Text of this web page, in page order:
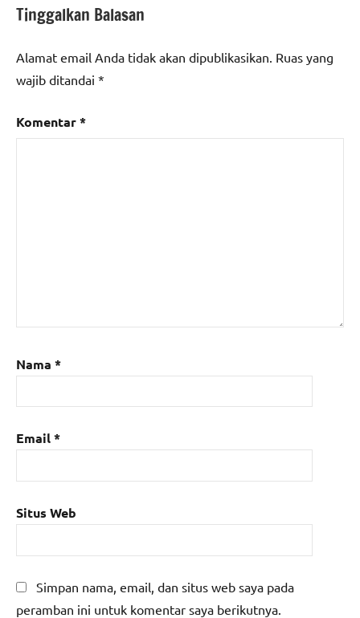
Tinggalkan Balasan
Alamat email Anda tidak akan dipublikasikan. Ruas yang
wajib ditandai *
Komentar*
Nama *
Email*
Situs Web
Simpan nama, email, dan situs web saya pada
peramban ini untuk komentar saya berikutnya.